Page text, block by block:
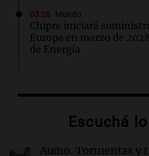
03:26 Mundo
Chipre iniciará
Europa en marzo de
de Energía
Más de 1.300 vuelos
02:03 Tecnología
Escuchá
Audio. Tormentas y